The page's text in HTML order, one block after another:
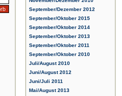
September/Dezember 2012
September/Oktober 2015
September/Oktober 2014
September/Oktober 2013
September/Oktober 2011
September/Oktober 2010
Juli/August 2010
Juni/August 2012
Juni/Juli 2011
Mai/August 2013